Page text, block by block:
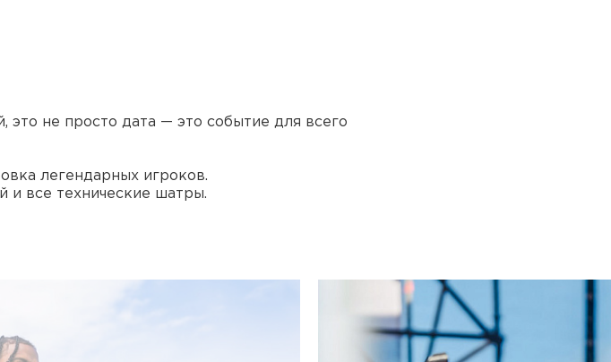
это не просто дата — это событие для всего
легендарных игроков.
и все технические шатры.